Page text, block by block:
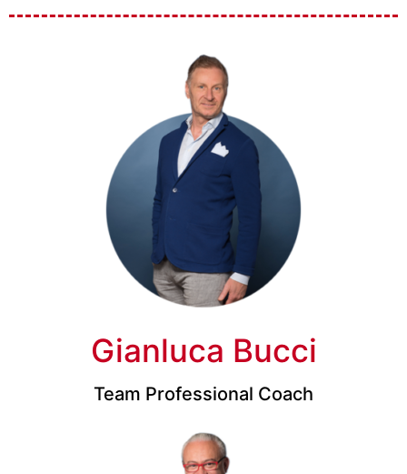
Gianluca Bucci
Team Professional Coach